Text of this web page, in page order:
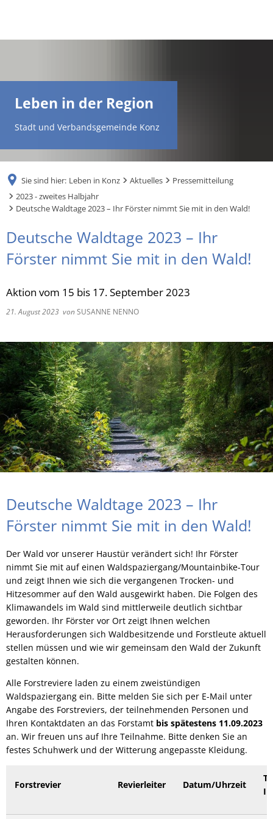
UK
Leben in der Region
Stadt und Verbandsgemeinde Konz
Sie sind hier: Leben in Konz Aktuelles
Pressemitteilung
2023 - zweites Halbjahr
Deutsche Waldtage 2023 – Ihr Förster nimmt Sie mit in den Wald!
Deutsche Waldtage 2023 – Ihr
Förster nimmt Sie mit in den Wald!
Aktion vom 15 bis 17. September 2023
21. August 2023 vonSUSANNE NENNO
Deutsche Waldtage 2023 – Ihr
Förster nimmt Sie mit in den Wald!
Der Wald vor unserer Haustür verändert sich! Ihr Förster
nimmt Sie mit auf einen Waldspaziergang/Mountainbike-Tour
und zeigt Ihnen wie sich die vergangenen Trocken- und
Hitzesommer auf den Wald ausgewirkt haben. Die Folgen des
Klimawandels im Wald sind mittlerweile deutlich sichtbar
geworden. Ihr Förster vor Ort zeigt Ihnen welchen
Herausforderungen sich Waldbesitzende und Forstleute aktuell
stellen müssen und wie wir gemeinsam den Wald der Zukunft
gestalten können.
Alle Forstreviere laden zu einem zweistündigen
Waldspaziergang ein. Bitte melden Sie sich per E-Mail unter
Angabe des Forstreviers, der teilnehmenden Personen und
Ihren Kontaktdaten an das Forstamt bis spätestens 11.09.2023
an. Wir freuen uns auf Ihre Teilnahme. Bitte denken Sie an
festes Schuhwerk und der Witterung angepasste Kleidung.
Forstrevier Revierleiter Datum/Uhrzeit